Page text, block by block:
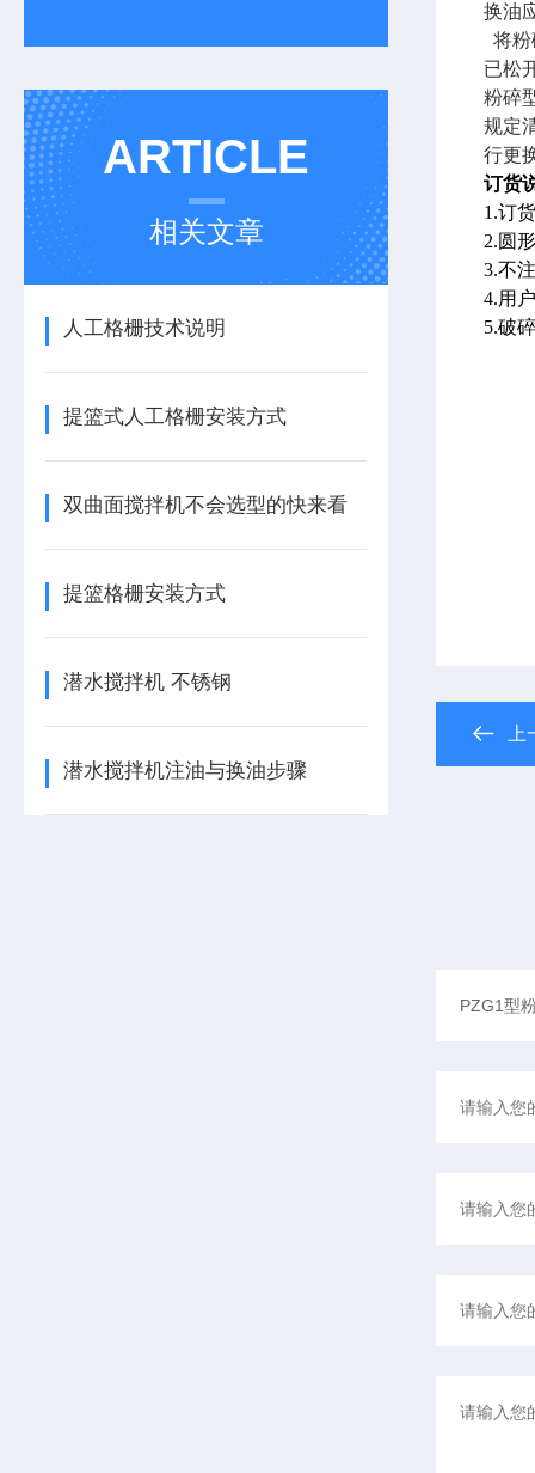
ARTICLE
相关文章
人工格栅技术说明
提篮式人工格栅安装方式
双曲面搅拌机不会选型的快来看
提篮格栅安装方式
潜水搅拌机 不锈钢
潜水搅拌机注油与换油步骤
换油
将
已松
粉碎
规定
行更
订货
1.订
2.圆
3.不
4.用
5.破